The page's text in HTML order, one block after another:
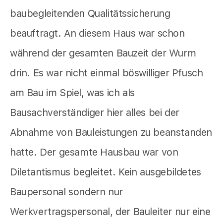
baubegleitenden Qualitätssicherung
beauftragt. An diesem Haus war schon
während der gesamten Bauzeit der Wurm
drin. Es war nicht einmal böswilliger Pfusch
am Bau im Spiel, was ich als
Bausachverständiger hier alles bei der
Abnahme von Bauleistungen zu beanstanden
hatte. Der gesamte Hausbau war von
Diletantismus begleitet. Kein ausgebildetes
Baupersonal sondern nur
Werkvertragspersonal, der Bauleiter nur eine